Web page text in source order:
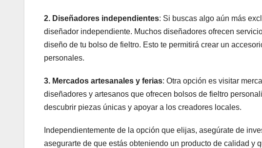
2. Diseñadores independientes: Si buscas algo aún más
diseñador independiente. Muchos diseñadores ofrecen
diseño de tu bolso de fieltro. Esto te permitirá crear un
personales.
3. Mercados artesanales y ferias: Otra opción es visitar
diseñadores y artesanos que ofrecen bolsos de fieltro
descubrir piezas únicas y apoyar a los creadores locales.
Independientemente de la opción que elijas, asegúrate de
asegurarte de que estás obteniendo un producto de calidad y